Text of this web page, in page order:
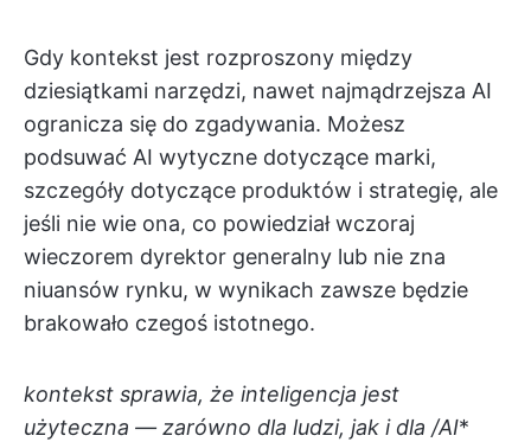
Gdy kontekst jest rozproszony między
dziesiątkami narzędzi, nawet najmądrzejsza AI
ogranicza się do zgadywania. Możesz
podsuwać AI wytyczne dotyczące marki,
szczegóły dotyczące produktów i strategię, ale
jeśli nie wie ona, co powiedział wczoraj
wieczorem dyrektor generalny lub nie zna
niuansów rynku, w wynikach zawsze będzie
brakowało czegoś istotnego.
kontekst sprawia, że inteligencja jest
użyteczna — zarówno dla ludzi, jak i dla /AI*